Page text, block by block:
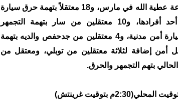
بتهمة حرقة مزرعة عطية الله في مارس، و18 معتقلاً بتهمة حرق سيارة
الميليشيا موت أحد أفرادها، و10 معتقلين من سار بتهمة التجمهر
والأعتداء على سيارة أمن مدنية، و4 معتقلين من جدحفص والديه بتهمة
أمن إضافة لثلاثة معتقلين من توبلي، ومعتقل من
بتهم التجمهر والحرق.